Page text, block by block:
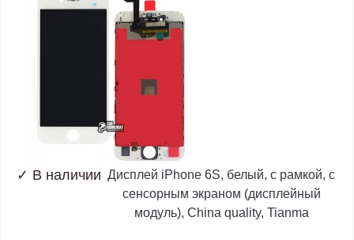
✓ В наличии Дисплей iPhone 6S, белый, с рамкой, с
сенсорным экраном (дисплейный
модуль), China quality, Tianma